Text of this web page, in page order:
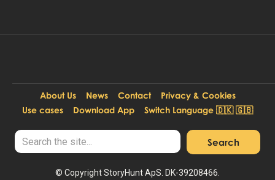
About Us News Contact
Privacy & Cookies
Use cases
Download App Switch Language 🇩🇰 🇬🇧
© Copyright StoryHunt ApS. DK-39208466.